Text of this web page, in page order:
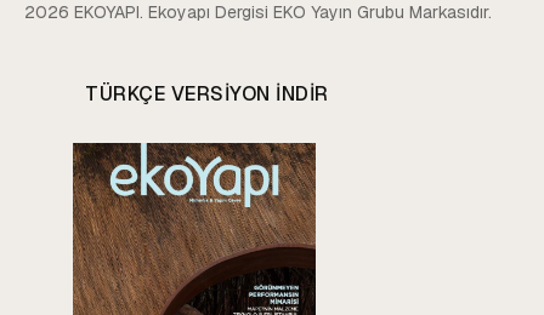
2026 EKOYAPI. Ekoyapı Dergisi EKO Yayın Grubu Markasıdır.
TÜRKÇE VERSIYON INDIR